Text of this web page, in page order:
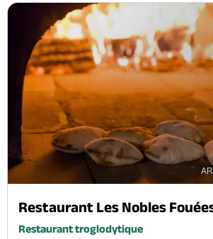
Restaurant Les Nobles
Restaurant troglodytique